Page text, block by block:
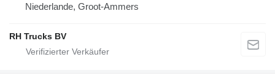
Niederlande, Groot-Ammers
RH Trucks BV